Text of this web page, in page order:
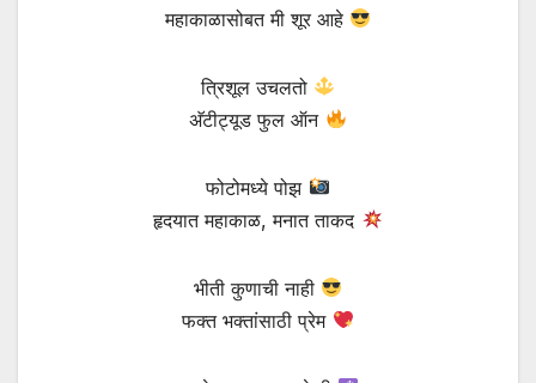
महाकाळासोबत मी शूर आहे
त्रिशूल उचलतो
अ‍ॅटीट्यूड फुल ऑन
फोटोमध्ये पोझ
हृदयात महाकाळ, मनात ताकद
भीती कुणाची नाही
फक्त भक्तांसाठी प्रेम